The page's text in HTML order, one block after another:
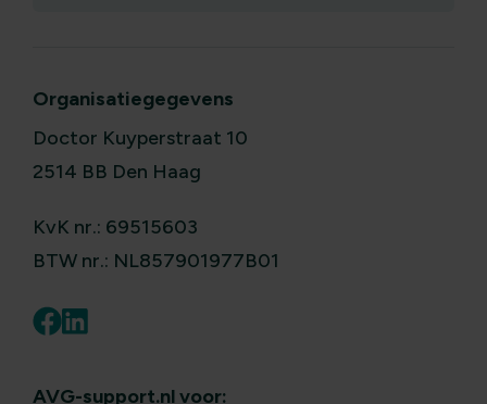
Organisatiegegevens
Doctor Kuyperstraat 10
2514 BB Den Haag
KvK nr.: 69515603
BTW nr.: NL857901977B01
AVG-support.nl voor: